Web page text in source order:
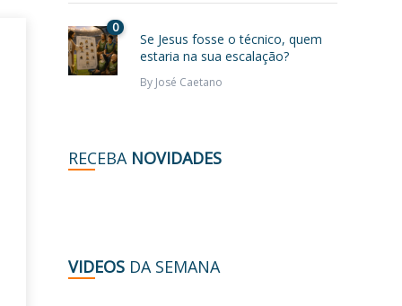
0
Se Jesus fosse o técnico, quem
estaria na sua escalação?
By José Caetano
RECEBA NOVIDADES
VIDEOS DA SEMANA